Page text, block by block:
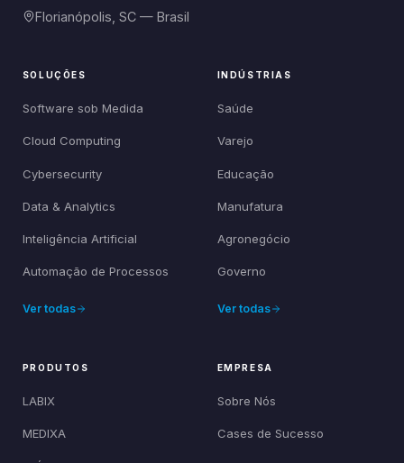
Florianópolis, SC — Brasil
SOLUÇÕES
Software sob Medida
Cloud Computing
Cybersecurity
Data & Analytics
Inteligência Artificial
Automação de Processos
Ver todas
INDÚSTRIAS
Saúde
Varejo
Educação
Manufatura
Agronegócio
Governo
Ver todas
PRODUTOS
LABIX
MEDIXA
EMPRESA
Sobre Nós
Cases de Sucesso